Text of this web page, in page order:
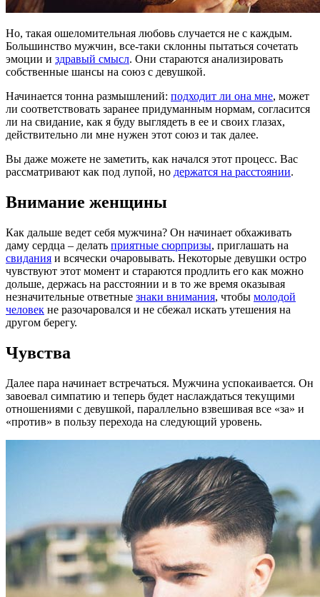
Но, такая ошеломительная любовь случается не с каждым.
Большинство мужчин, все-таки склонны пытаться сочетать
эмоции и здравый смысл. Они стараются анализировать
собственные шансы на союз с девушкой.
Начинается тонна размышлений: подходит ли она мне, может
ли соответствовать заранее придуманным нормам, согласится
ли на свидание, как я буду выглядеть в ее и своих глазах,
действительно ли мне нужен этот союз и так далее.
Вы даже можете не заметить, как начался этот процесс. Вас
рассматривают как под лупой, но держатся на расстоянии.
Внимание женщины
Как дальше ведет себя мужчина? Он начинает обхаживать
даму сердца – делать приятные сюрпризы, приглашать на
свидания и всячески очаровывать. Некоторые девушки остро
чувствуют этот момент и стараются продлить его как можно
дольше, держась на расстоянии и в то же время оказывая
незначительные ответные знаки внимания, чтобы молодой
человек не разочаровался и не сбежал искать утешения на
другом берегу.
Чувства
Далее пара начинает встречаться. Мужчина успокаивается. Он
завоевал симпатию и теперь будет наслаждаться текущими
отношениями с девушкой, параллельно взвешивая все «за» и
«против» в пользу перехода на следующий уровень.